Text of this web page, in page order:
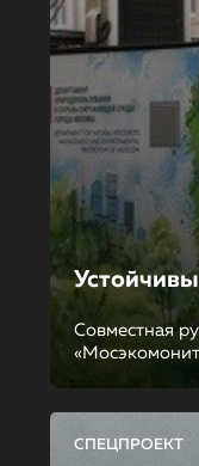
Совместная
СПЕЦПРОЕКТ